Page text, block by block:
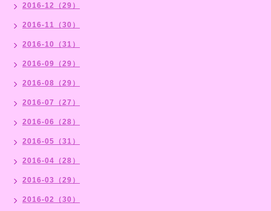
2016-12（29）
2016-11（30）
2016-10（31）
2016-09（29）
2016-08（29）
2016-07（27）
2016-06（28）
2016-05（31）
2016-04（28）
2016-03（29）
2016-02（30）